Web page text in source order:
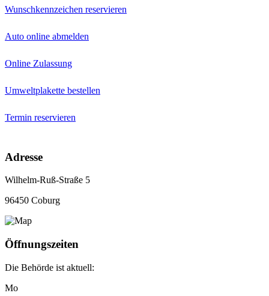
Wunschkennzeichen reservieren
Auto online abmelden
Online Zulassung
Umweltplakette bestellen
Termin reservieren
Adresse
Wilhelm-Ruß-Straße 5
96450 Coburg
Öffnungszeiten
Die Behörde ist aktuell:
Mo